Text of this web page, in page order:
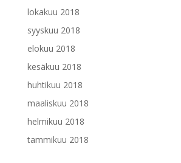
lokakuu 2018
syyskuu 2018
elokuu 2018
kesäkuu 2018
huhtikuu 2018
maaliskuu 2018
helmikuu 2018
tammikuu 2018